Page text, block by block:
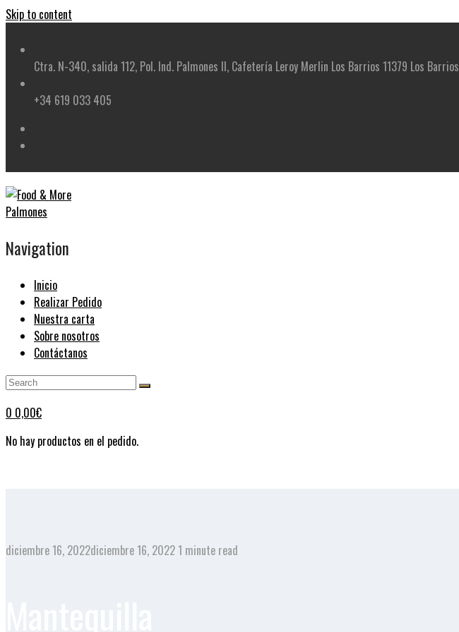
Skip to content
Ctra. N-340, salida 112, Pol. Ind. Palmones II, Cafetería Leroy Merlin Los Barrios 11379 Los Barrios
+34 619 033 405
Navigation
Inicio
Realizar Pedido
Nuestra carta
Sobre nosotros
Contáctanos
0 0,00€
No hay productos en el pedido.
diciembre 16, 2022diciembre 16, 2022 1 minute read